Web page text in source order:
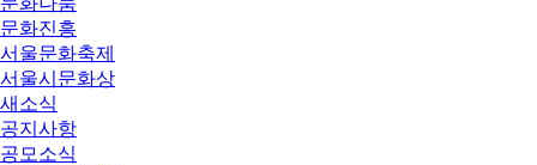
문화진흥
서울문화축제
서울시문화상
새소식
공지사항
공모소식